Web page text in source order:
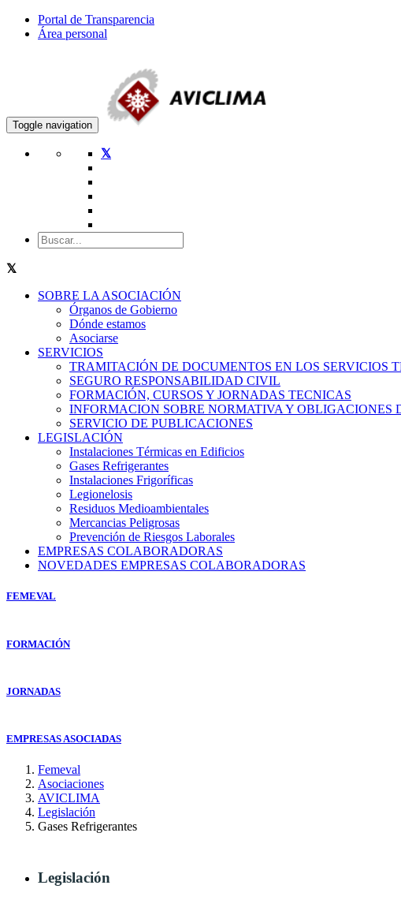
Portal de Transparencia
Área personal
Toggle navigation
SOBRE LA ASOCIACIÓN
Órganos de Gobierno
Dónde estamos
Asociarse
SERVICIOS
TRAMITACIÓN DE DOCUMENTOS EN LOS SERVICIOS
SEGURO RESPONSABILIDAD CIVIL
FORMACIÓN, CURSOS Y JORNADAS TECNICAS
INFORMACION SOBRE NORMATIVA Y OBLIGACIONES
SERVICIO DE PUBLICACIONES
LEGISLACIÓN
Instalaciones Térmicas en Edificios
Gases Refrigerantes
Instalaciones Frigoríficas
Legionelosis
Residuos Medioambientales
Mercancias Peligrosas
Prevención de Riesgos Laborales
EMPRESAS COLABORADORAS
NOVEDADES EMPRESAS COLABORADORAS
FEMEVAL
FORMACIÓN
JORNADAS
EMPRESAS ASOCIADAS
Femeval
Asociaciones
AVICLIMA
Legislación
Gases Refrigerantes
Legislación